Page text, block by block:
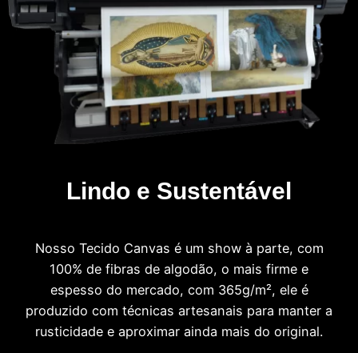
Lindo e Sustentável
Nosso Tecido Canvas é um show à parte, com
100% de fibras de algodão, o mais firme e
espesso do mercado, com 365g/m², ele é
produzido com técnicas artesanais para manter a
rusticidade e aproximar ainda mais do original.